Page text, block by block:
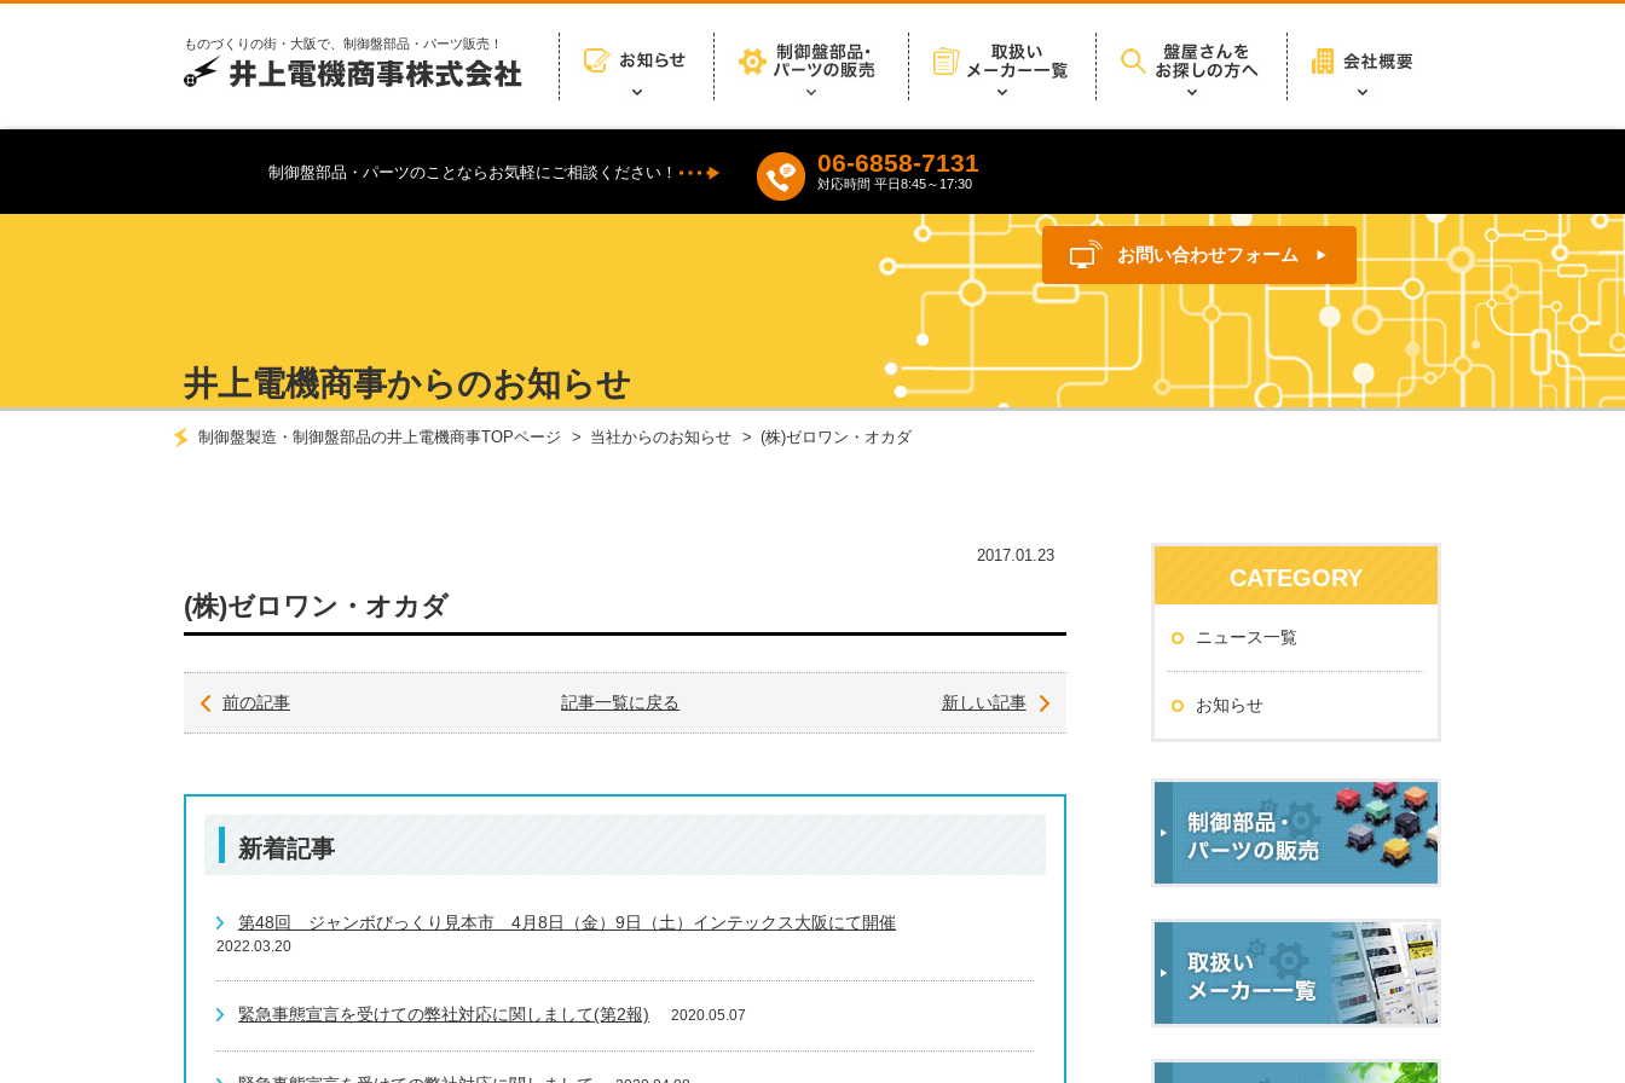
ものづくりの街・大阪で、制御盤部品・パーツ販売！
制御盤部品・パーツのことならお気軽にご相談ください！ 06-6858-7131
対応時間 平日8:45～17:30
お問い合わせフォーム
井上電機商事からのお知らせ
制御盤製造・制御盤部品の井上電機商事TOPページ 当社からのお知らせ (株)ゼロワン・オカダ
2017.01.23
(株)ゼロワン・オカダ
前の記事 記事一覧に戻る 新しい記事
新着記事
第48回 ジャンボびっくり見本市 4月8日（金）9日（土）インテックス大阪にて開催
2022.03.20
緊急事態宣言を受けての弊社対応に関しまして(第2報) 2020.05.07
CATEGORY
ニュース一覧
お知らせ